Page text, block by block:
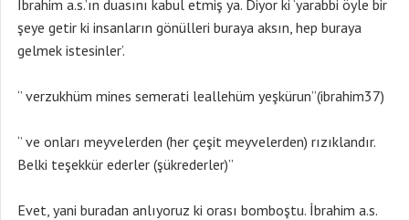
İbrahim a.s.’ın duasını kabul etmiş ya. Diyor ki ‘yarabbi öyle bir
şeye getir ki insanların gönülleri buraya aksın, hep buraya
gelmek istesinler’.
‘’ verzukhüm mines semerati leallehüm yeşkürun’’(ibrahim37)
‘’ ve onları meyvelerden (her çeşit meyvelerden) rızıklandır.
Belki teşekkür ederler (şükrederler)’’
Evet, yani buradan anlıyoruz ki orası bomboştu. İbrahim a.s.